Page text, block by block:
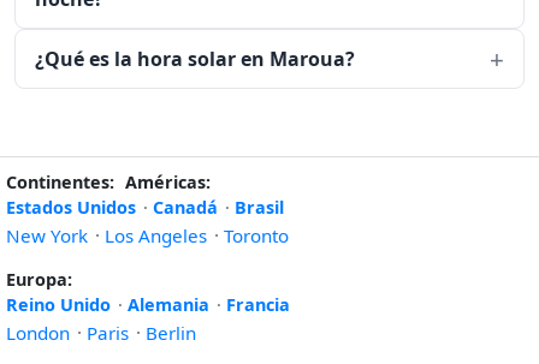
¿Qué es la hora solar en Maroua?
Continentes: Américas:
Estados Unidos · Canadá · Brasil
New York · Los Angeles · Toronto
Europa:
Reino Unido · Alemania · Francia
London · Paris · Berlin